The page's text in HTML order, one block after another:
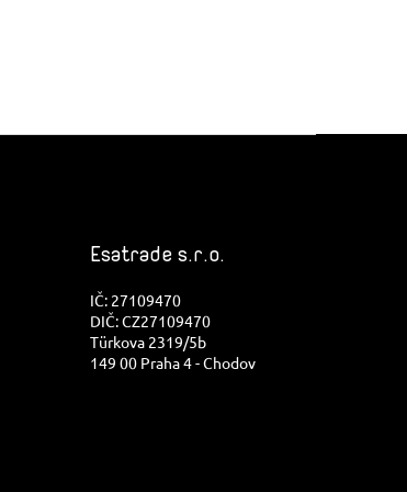
Esatrade s.r.o.
IČ: 27109470
DIČ: CZ27109470
Türkova 2319/5b
149 00 Praha 4 - Chodov